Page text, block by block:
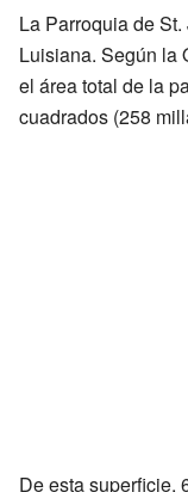
La Parroquia de
Luisiana. Según la
el área total de la
cuadrados (258
De esta superficie,